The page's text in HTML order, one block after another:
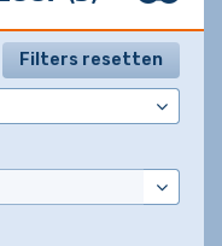
Filters resetten